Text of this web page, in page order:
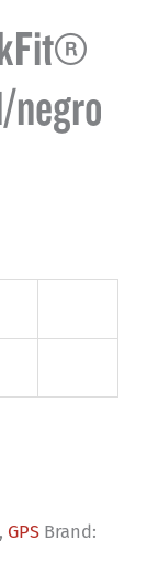
negro
, GPS Brand: